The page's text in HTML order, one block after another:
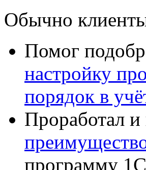
Обычно
Помог
настройку
порядок в
Проработал
программу